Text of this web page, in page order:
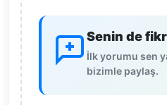
Senin de
İlk yorumu sen
bizimle paylaş.